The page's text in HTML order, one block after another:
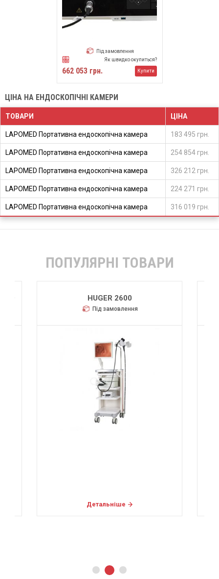
Під замовлення
Як швидко окупиться?
662 053 грн. Купити
ЦІНА НА ЕНДОСКОПІЧНІ КАМЕРИ
ТОВАРИ ЦІНА
LAPOMED Портативна ендоскопічна камера 183 495 грн.
LAPOMED Портативна ендоскопічна камера 254 854 грн.
LAPOMED Портативна ендоскопічна камера 326 212 грн.
LAPOMED Портативна ендоскопічна камера 224 271 грн.
LAPOMED Портативна ендоскопічна камера 316 019 грн.
ПОПУЛЯРНІ ТОВАРИ
HUGER 2600
Під замовлення
Детальніше